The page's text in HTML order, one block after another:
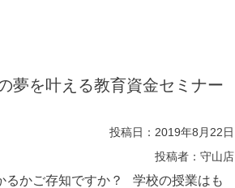
夢を叶える教育資金セミナー
投稿日：2019年8月22日
投稿者：守山店
るかご存知ですか？ 学校の授業はも